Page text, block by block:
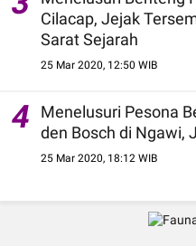
Cilacap, Jejak
Sarat Sejarah
25 Mar 2020, 12:50 WIB
4
Menelusuri Pesona
den Bosch di Ngawi,
25 Mar 2020, 18:12 WIB